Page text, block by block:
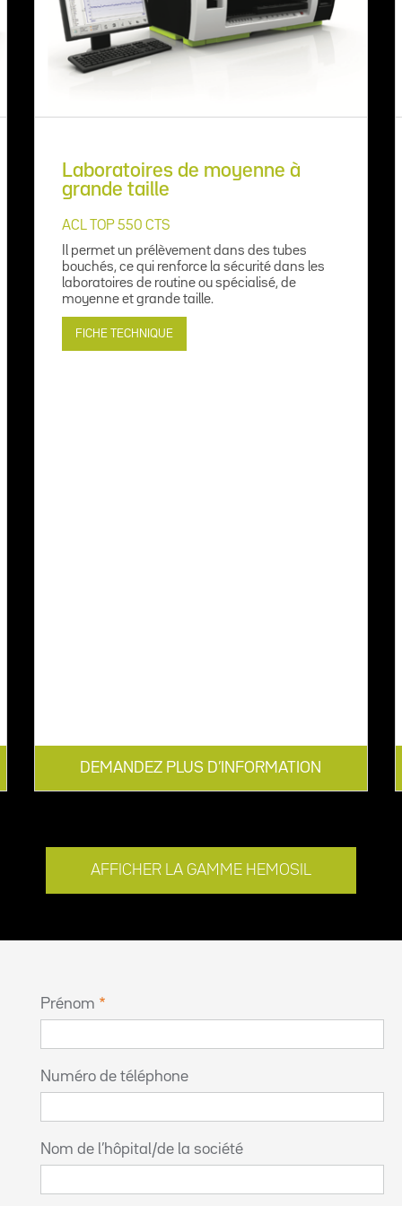
Laboratoires de moyenne à
grande taille
ACL TOP 550 CTS
Il permet un prélèvement dans des tubes
bouchés, ce qui renforce la sécurité dans les
laboratoires de routine ou spécialisé, de
moyenne et grande taille.
FICHE TECHNIQUE
DEMANDEZ PLUS D’INFORMATION
AFFICHER LA GAMME HEMOSIL
Prénom
Numéro de téléphone
Nom de l’hôpital/de la société